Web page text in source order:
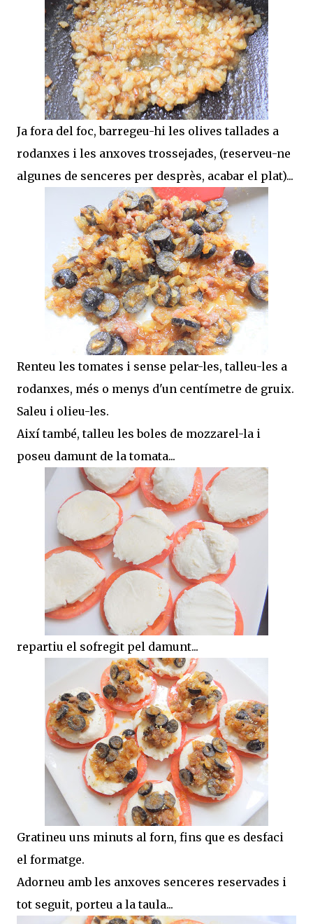
Ja fora del foc, barregeu-hi les olives tallades a
rodanxes i les anxoves trossejades, (reserveu-ne
algunes de senceres per desprès, acabar el plat)...
Renteu les tomates i sense pelar-les, talleu-les a
rodanxes, més o menys d'un centímetre de gruix.
Saleu i olieu-les.
Així també, talleu les boles de mozzarel-la i
poseu damunt de la tomata...
repartiu el sofregit pel damunt...
Gratineu uns minuts al forn, fins que es desfaci
el formatge.
Adorneu amb les anxoves senceres reservades i
tot seguit, porteu a la taula...